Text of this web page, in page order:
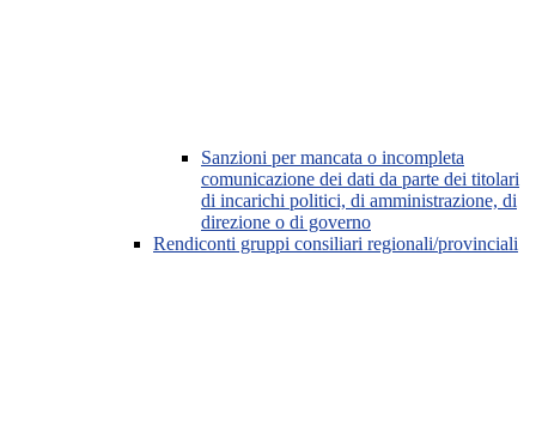
Sanzioni per mancata o incompleta
comunicazione dei dati da parte dei titolari
di incarichi politici, di amministrazione, di
direzione o di governo
Rendiconti gruppi consiliari regionali/provinciali